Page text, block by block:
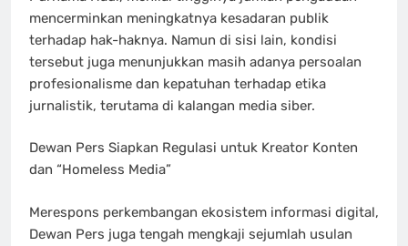
mencerminkan meningkatnya kesadaran publik
terhadap hak-haknya. Namun di sisi lain, kondisi
tersebut juga menunjukkan masih adanya persoalan
profesionalisme dan kepatuhan terhadap etika
jurnalistik, terutama di kalangan media siber.
Dewan Pers Siapkan Regulasi untuk Kreator Konten
dan “Homeless Media”
Merespons perkembangan ekosistem informasi digital,
Dewan Pers juga tengah mengkaji sejumlah usulan